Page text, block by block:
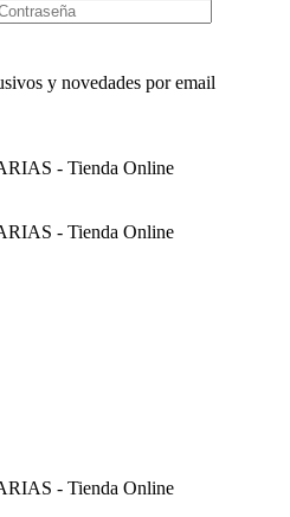
y novedades por email